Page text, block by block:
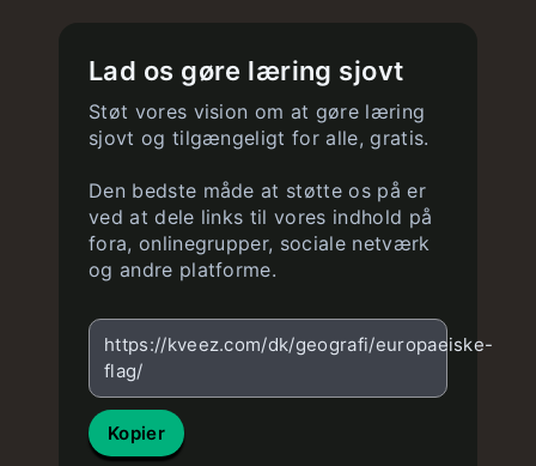
Lad os gøre læring sjovt
Støt vores vision om at gøre læring
sjovt og tilgængeligt for alle, gratis.
Den bedste måde at støtte os på er
ved at dele links til vores indhold på
fora, onlinegrupper, sociale netværk
og andre platforme.
https://kveez.com/dk/geografi/europaeiske-
flag/
Kopier